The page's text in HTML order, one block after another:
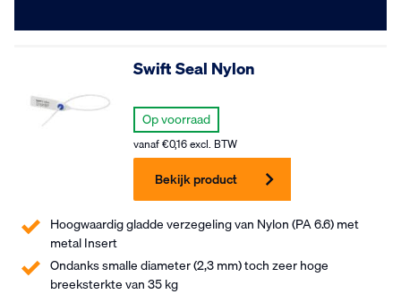
Hoogwaardig gladde verzegeling van Nylon (PA 6.6) met
metal Insert
Ondanks smalle diameter (2,3 mm) toch zeer hoge
breeksterkte van 35 kg
Swift Seal Nylon
Op voorraad
vanaf€0,16excl. BTW
Bekijk product